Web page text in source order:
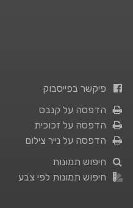
פיקשר בפייסבוק
הדפסה על קנבס
הדפסה על זכוכית
הדפסה על נייר צילום
חיפוש תמונות
חיפוש תמונות לפי צבע